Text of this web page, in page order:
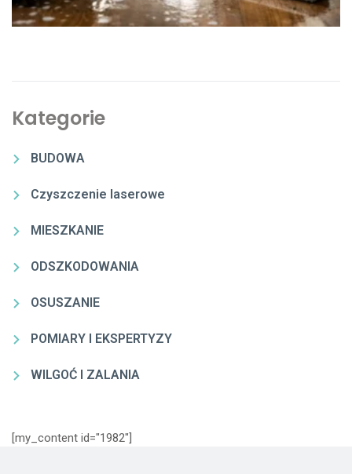
Kategorie
BUDOWA
Czyszczenie laserowe
MIESZKANIE
ODSZKODOWANIA
OSUSZANIE
POMIARY I EKSPERTYZY
WILGOĆ I ZALANIA
[my_content id="1982"]